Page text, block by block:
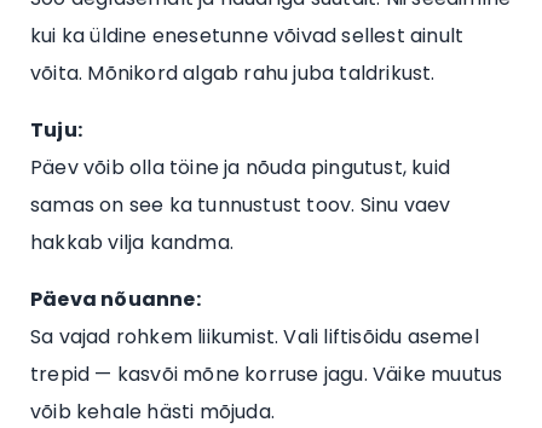
kui ka üldine enesetunne võivad sellest ainult
võita. Mõnikord algab rahu juba taldrikust.
Tuju:
Päev võib olla töine ja nõuda pingutust, kuid
samas on see ka tunnustust toov. Sinu vaev
hakkab vilja kandma.
Päeva nõuanne:
Sa vajad rohkem liikumist. Vali liftisõidu asemel
trepid — kasvõi mõne korruse jagu. Väike muutus
võib kehale hästi mõjuda.